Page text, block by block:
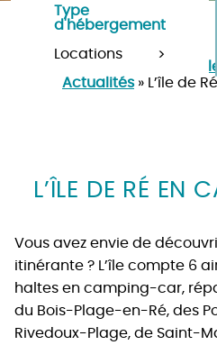
Type
d'hébergement
>
Camping Île de Ré 4
Actualités» L’île de
L’ÎLE DE RÉ EN
Vous avez envie de
itinérante ? L’île compte 6
haltes en camping-car,
du Bois-Plage-en-Ré, des
Rivedoux-Plage, de Saint-